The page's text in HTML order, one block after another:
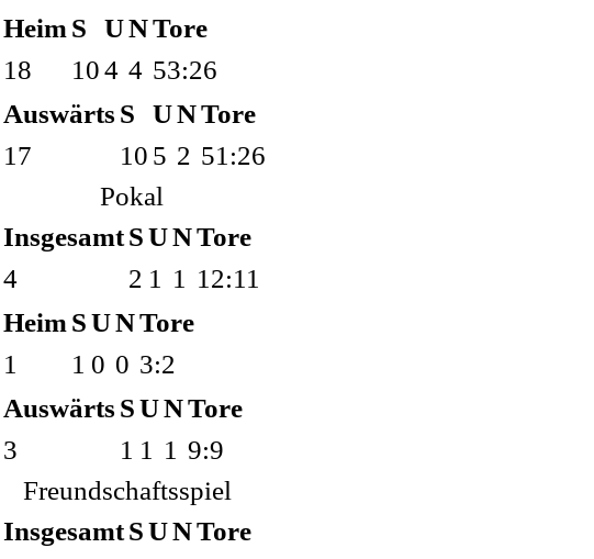
Heim S UNTore
18
104 4 53:26
Auswärts S UNTore
17
10 5 2 51:26
Pokal
InsgesamtSUNTore
4
2 1 1 12:11
Heim SUNTore
1
1 0 0 3:2
Auswärts SUNTore
3
1 1 1 9:9
Freundschaftsspiel
InsgesamtSUNTore